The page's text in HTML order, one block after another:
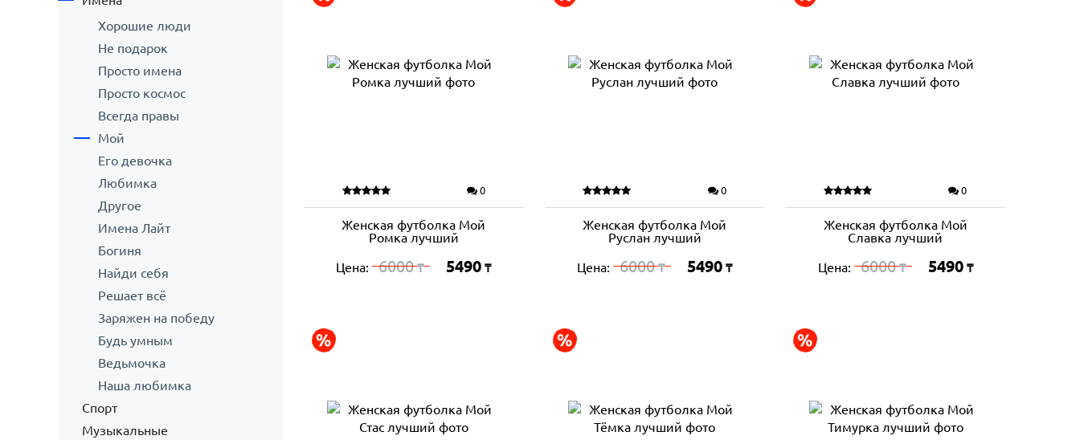
Хорошие люди
Не подарок
Просто имена
Просто космос
Всегда правы
Мой
Его девочка
Любимка
Другое
Имена Лайт
Богиня
Найди себя
Решает всё
Заряжен на победу
Будь умным
Ведьмочка
Наша любимка
Спорт
Музыкальные
0
Женская футболка Мой
Ромка лучший
Цена: 6000₸ 5490 ₸
0
Женская футболка Мой
Руслан лучший
Цена: 6000₸ 5490 ₸
0
Женская футболка Мой
Славка лучший
Цена: 6000₸ 5490 ₸